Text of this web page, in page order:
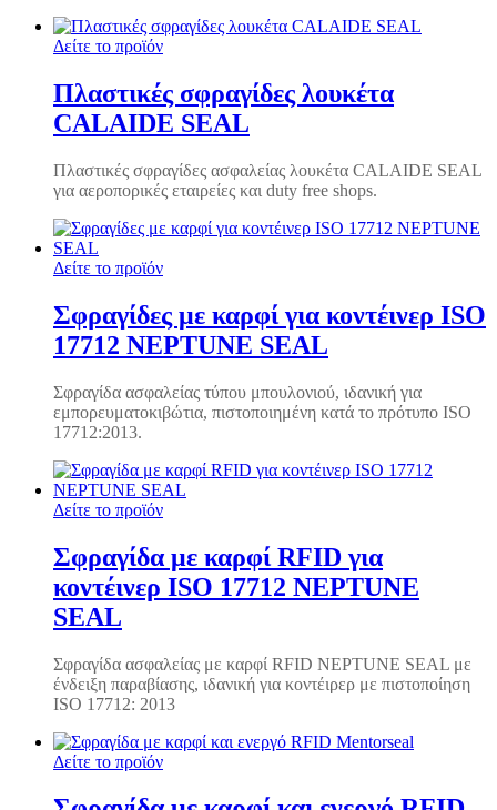
Δείτε το προϊόν
Πλαστικές σφραγίδες λουκέτα
CALAIDE SEAL
Πλαστικές σφραγίδες ασφαλείας λουκέτα CALAIDE SEAL
για αεροπορικές εταιρείες και duty free shops.
Δείτε το προϊόν
Σφραγίδες με καρφί για κοντέινερ ISO
17712 NEPTUNE SEAL
Σφραγίδα ασφαλείας τύπου μπουλονιού, ιδανική για
εμπορευματοκιβώτια, πιστοποιημένη κατά το πρότυπο ISO
17712:2013.
Δείτε το προϊόν
Σφραγίδα με καρφί RFID για
κοντέινερ ISO 17712 NEPTUNE
SEAL
Σφραγίδα ασφαλείας με καρφί RFID NEPTUNE SEAL με
ένδειξη παραβίασης, ιδανική για κοντέιρερ με πιστοποίηση
ISO 17712: 2013
Δείτε το προϊόν